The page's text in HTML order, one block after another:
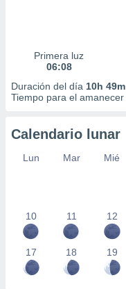
Primera luz
06:08
Duración del día 10h 49m
Tiempo para el amanecer
Calendario lunar
Lun Mar Mié
10 11 12
17 18 19